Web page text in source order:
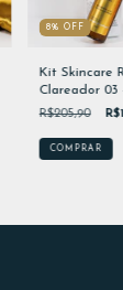
8% OFF
Kit Skincare
Clareador 03
R$205,90